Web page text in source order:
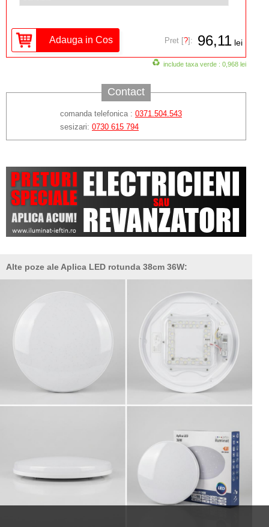
Pret [?]: 96,11 lei
include taxa verde : 0,968 lei
Contact
comanda telefonica : 0371.504.543
sesizari: 0730 615 794
Alte poze ale Aplica LED rotunda 38cm 36W: